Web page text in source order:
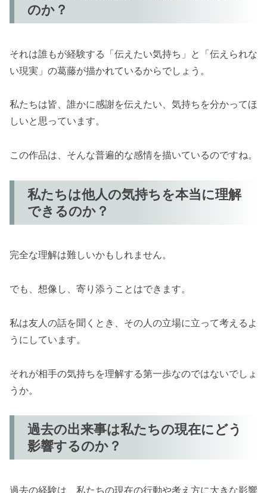
のか？
それは誰もが経験する「伝えたい気持ち」と「伝えられな
い現実」の葛藤が描かれているからでしょう。
私たちは皆、誰かに感謝を伝えたい、気持ちを分かってほ
しいと思っています。
この作品は、そんな普遍的な感情を描いているのですね。
私たちは他人の気持ちを本当に理解
できるのか？
完全な理解は難しいかもしれません。
でも、想像し、寄り添うことはできます。
私は友人の話を聞くとき、その人の立場に立って考えるよ
うにしています。
それが相手の気持ちを理解する第一歩なのではないでしょ
うか。
過去の出来事は私たちの現在にどう
影響するのか？
過去の経験は、私たちの現在の行動や考え方に大きな影響